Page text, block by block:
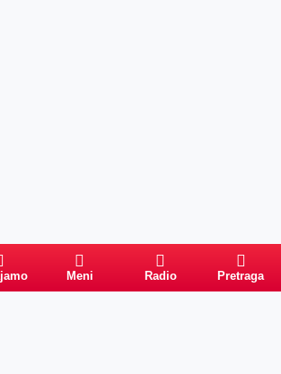
Meni Radio Pretraga